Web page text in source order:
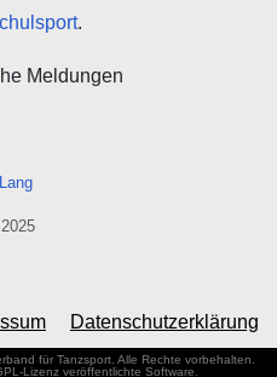
.
Meldungen
Datenschutzerklärung
für Tanzsport. Alle Rechte vorbehalten.
Lizenzveröffentlichte Software.